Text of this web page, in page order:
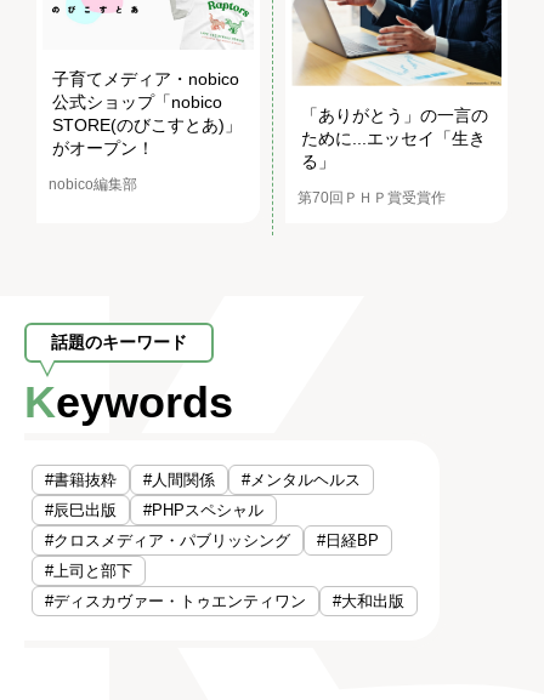
子育てメディア・nobico
公式ショップ「nobico
STORE(のびこすとあ)」
がオープン！
nobico編集部
「ありがとう」の一言の
ために...エッセイ「生き
る」
第70回ＰＨＰ賞受賞作
話題のキーワード
Keywords
#書籍抜粋 #人間関係
#メンタルヘルス
#辰巳出版
#PHPスペシャル
#クロスメディア・パブリッシング
#日経BP
#上司と部下
#ディスカヴァー・トゥエンティワン
#大和出版